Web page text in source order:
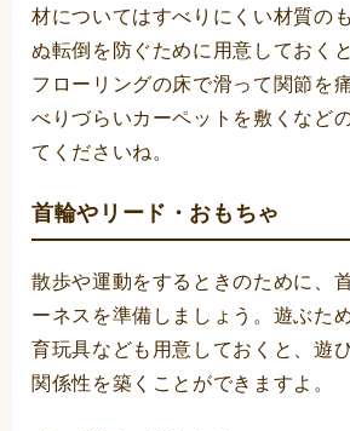
材についてはすべりにくい材質の
ぬ転倒を防ぐために用意しておく
フローリングの床で滑って関節を
べりづらいカーペットを敷くなど
てくださいね。
首輪やリード・おもちゃ
散歩や運動をするときのために、
ーネスを準備しましょう。遊ぶた
育玩具なども用意しておくと、遊
関係性を築くことができますよ。